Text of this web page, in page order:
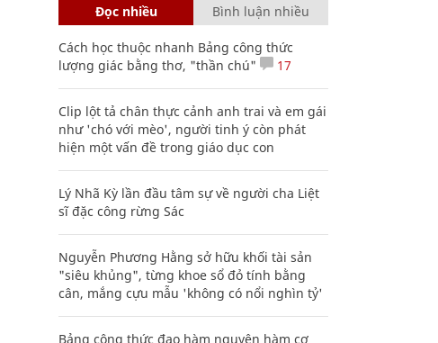
Đọc nhiều Bình luận nhiều
Cách học thuộc nhanh Bảng công thức
lượng giác bằng thơ, "thần chú"
17
Clip lột tả chân thực cảnh anh trai và em gái
như 'chó với mèo', người tinh ý còn phát
hiện một vấn đề trong giáo dục con
Lý Nhã Kỳ lần đầu tâm sự về người cha Liệt
sĩ đặc công rừng Sác
Nguyễn Phương Hằng sở hữu khối tài sản
"siêu khủng", từng khoe sổ đỏ tính bằng
cân, mắng cựu mẫu 'không có nổi nghìn tỷ'
Bảng công thức đạo hàm nguyên hàm cơ